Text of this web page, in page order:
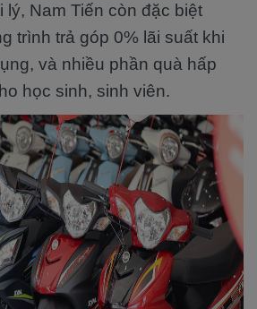
lý, Nam Tiến còn đặc biệt
trình trả góp 0% lãi suất khi
và nhiều phần quà hấp
học sinh, sinh viên.